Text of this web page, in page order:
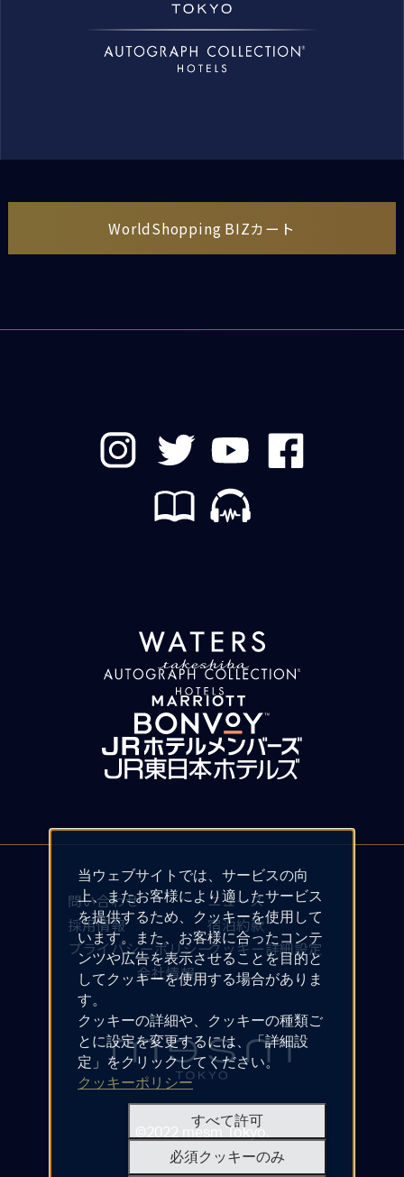
WorldShopping BIZカート
問い合わせ
ニュース
採用情報
宿泊約款
プライバシーポリシークッキー詳細設定
会社情報
©2022 mesm Tokyo.
当ウェブサイトでは、サービスの向
上、またお客様により適したサービス
を提供するため、クッキーを使用して
います。また、お客様に合ったコンテ
ンツや広告を表示させることを目的と
してクッキーを使用する場合がありま
す。
クッキーの詳細や、クッキーの種類ご
とに設定を変更するには、「詳細設
定」をクリックしてください。
クッキーポリシー
すべて許可
必須クッキーのみ